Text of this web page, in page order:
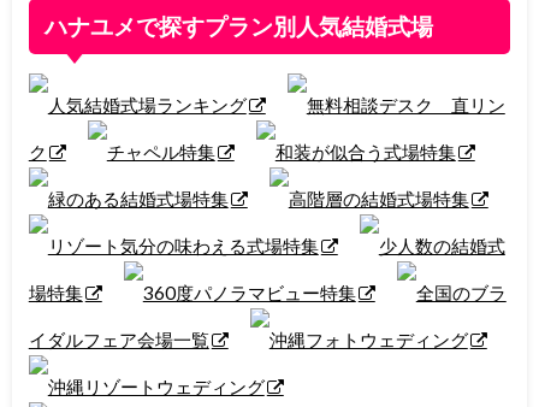
ハナユメで探すプラン別人気結婚式場
人気結婚式場ランキング 無料相談デスク 直リン
ク チャペル特集 和装が似合う式場特集
緑のある結婚式場特集 高階層の結婚式場特集
リゾート気分の味わえる式場特集 少人数の結婚式
場特集 360度パノラマビュー特集 全国のブラ
イダルフェア会場一覧 沖縄フォトウェディング
沖縄リゾートウェディング